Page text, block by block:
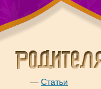
— Статьи